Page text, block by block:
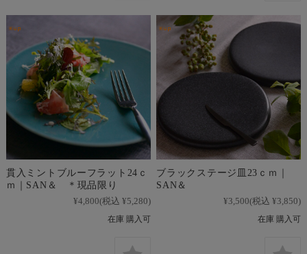
貫入ミントブルーフラット24ｃ
ｍ｜SAN＆ ＊現品限り
¥4,800(税込 ¥5,280)
在庫 購入可
ブラックステージ皿23ｃｍ｜
SAN＆
¥3,500(税込 ¥3,850)
在庫 購入可